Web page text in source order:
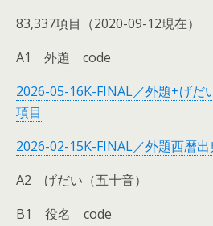
83,337項目（2020-09-12現在）
A1 外題 code
2026-05-16K-FINAL／外題+げだ
項目
2026-02-15K-FINAL／外題西暦
A2 げだい（五十音）
B1 役名 code